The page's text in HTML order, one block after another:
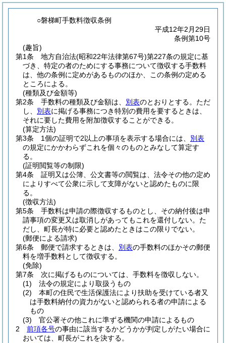
○磐梯町手数料徴収条例
平成12年2月29日
条例第10号
(趣旨)
第1条
地方自治法(昭和22年法律第67号)第227条の規定に基
づき、特定の者のためにする事務について徴収する手数料
は、他の条例に定めがあるもののほか、この条例の定める
ところによる。
(種類及び金額等)
第2条
手数料の種類及び金額は、 別表のとおりとする。 ただ
し、 別表に掲げる事務につき特別の費用を要するときは、
それに要した費用を附加徴収することができる。
(算定方法)
第3条
1個の証明で2以上の事項を表示する場合には、 別表
の規定にかかわらずこれを個々のものとみなして算定す
る。
(証明閲覧等の制限)
第4条
証明又は公簿、公文書等の閲覧は、法令その他の定め
によりすべて公衆に示して支障がないと認めたものに限
る。
(徴収方法)
第5条
手数料は申請の際徴収するものとし、その納付後は申
請事項の変更又は取消しがあってもこれを還付しない。 た
だし、町長が特に必要と認めたときはこの限りでない。
(郵便による請求)
第6条
郵便で請求するときは、 別表の手数料のほかその郵便
料を増手数料として徴収する。
(免除)
第7条
次に掲げるものについては、手数料を徴収しない。
(1)
法令の規定により取扱うもの
(2)
本町の住民で生活保護法により扶助を受けている者又
は手数料納付の資力がないと認められる者の申請による
もの
(3)
官公署その他これに準ずる機関の申請によるもの
2
前項各号の事由に該当するかどうかが判定しがたい場合に
おいては、町長がこれを決する。